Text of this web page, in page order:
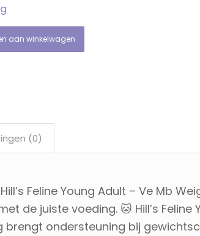
aan winkelwagen
(0)
Feline Young Adult – Ve Mb
de juiste voeding. 🐱 Hill’s Feline
brengt ondersteuning bij